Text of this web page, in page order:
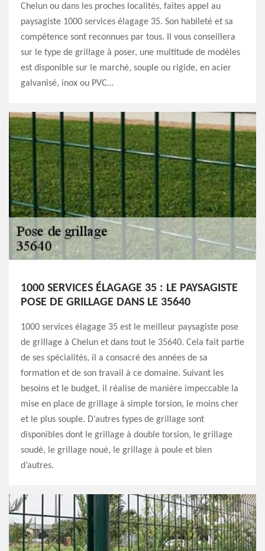
Chelun ou dans les proches localités, faites appel au
paysagiste 1000 services élagage 35. Son habileté et sa
compétence sont reconnues par tous. Il vous conseillera
sur le type de grillage à poser, une multitude de modèles
est disponible sur le marché, souple ou rigide, en acier
galvanisé, inox ou PVC…
1000 SERVICES ÉLAGAGE 35 : LE PAYSAGISTE
POSE DE GRILLAGE DANS LE 35640
1000 services élagage 35 est le meilleur paysagiste pose
de grillage à Chelun et dans tout le 35640. Cela fait partie
de ses spécialités, il a consacré des années de sa
formation et de son travail à ce domaine. Suivant les
besoins et le budget, il réalise de manière impeccable la
mise en place de grillage à simple torsion, le moins cher
et le plus souple. D’autres types de grillage sont
disponibles dont le grillage à double torsion, le grillage
soudé, le grillage noué, le grillage à poule et bien
d’autres.